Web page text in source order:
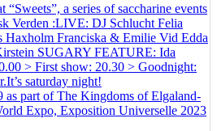
“Sweets”, a series of saccharine events
Verden :LIVE: DJ Schlucht Felia
Haxholm Franciska & Emilie Vid Edda
SUGARY FEATURE: Ida
> First show: 20.30 > Goodnight:
saturday night!
part of The Kingdoms of Elgaland-
Expo, Exposition Universelle 2023